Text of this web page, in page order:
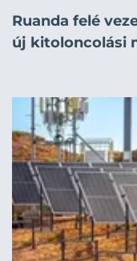
Ruanda felé
új kitoloncolási